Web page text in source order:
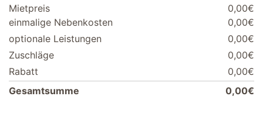
Mietpreis
0,00€
einmalige Nebenkosten
0,00€
optionale Leistungen
0,00€
Zuschläge
0,00€
Rabatt
0,00€
Gesamtsumme
0,00€